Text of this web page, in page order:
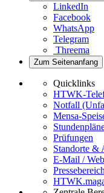
LinkedIn
Facebook
WhatsApp
Telegram
Threema
Zum Seitenanfang
Quicklinks
HTWK-
Notfall
Mensa-
Prüfungen
Standorte &
E-Mail /
Pressebereich